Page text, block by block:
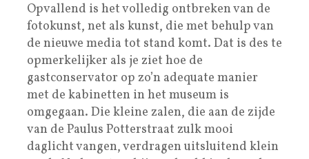
Opvallend is het volledig ontbreken van de
fotokunst, net als kunst, die met behulp van
de nieuwe media tot stand komt. Dat is des te
opmerkelijker als je ziet hoe de
gastconservator op zo’n adequate manier
met de kabinetten in het museum is
omgegaan. Die kleine zalen, die aan de zijde
van de Paulus Potterstraat zulk mooi
daglicht vangen, verdragen uitsluitend klein